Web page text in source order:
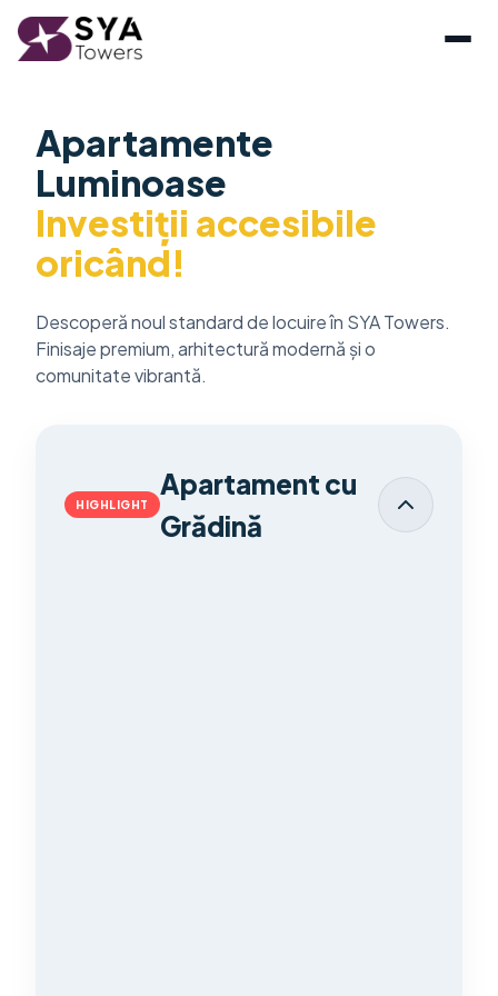
Apartamente
Luminoase
Investiții accesibile
oricând!
Descoperă noul standard de locuire în SYA Towers.
Finisaje premium, arhitectură modernă și o
comunitate vibrantă.
HIGHLIGHT
Apartament cu
Grădină